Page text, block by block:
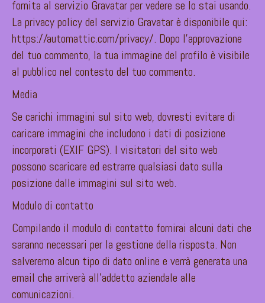
fornita al servizio Gravatar per vedere se lo stai usando.
La privacy policy del servizio Gravatar è disponibile qui:
https://automattic.com/privacy/. Dopo l’approvazione
del tuo commento, la tua immagine del profilo è visibile
al pubblico nel contesto del tuo commento.
Media
Se carichi immagini sul sito web, dovresti evitare di
caricare immagini che includono i dati di posizione
incorporati (EXIF GPS). I visitatori del sito web
possono scaricare ed estrarre qualsiasi dato sulla
posizione dalle immagini sul sito web.
Modulo di contatto
Compilando il modulo di contatto fornirai alcuni dati che
saranno necessari per la gestione della risposta. Non
salveremo alcun tipo di dato online e verrà generata una
email che arriverà all’addetto aziendale alle
comunicazioni.